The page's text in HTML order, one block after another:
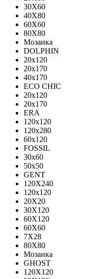
30X60
40X80
60X60
80X80
Мозаика
DOLPHIN
20x120
20x170
40x170
ECO CHIC
20х120
20х170
ERA
120x120
120x280
60x120
FOSSIL
30x60
50x50
GENT
120X240
120х120
20X20
30X120
60X120
60X60
7X28
80X80
Мозаика
GHOST
120X120